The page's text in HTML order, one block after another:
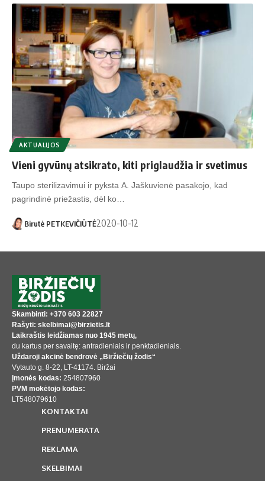
AKTUALIJOS
Vieni gyvūnų atsikrato, kiti priglaudžia ir svetimus
Taupo sterilizavimui ir pyksta A. Jaškuvienė pasakojo, kad
pagrindinė priežastis, dėl ko…
Birutė PETKEVIČIŪTĖ2020-10-12
Skambinti: +370 603 22827
Rašyti: skelbimai@birzietis.lt
Laikraštis leidžiamas nuo 1945 metų,
du kartus per savaitę: antradieniais ir penktadieniais.
Uždaroji akcinė bendrovė „Biržiečių žodis“
Vytauto g. 8-22, LT-41174. Biržai
Įmonės kodas: 254807960
PVM mokėtojo kodas:
LT548079610
KONTAKTAI
PRENUMERATA
REKLAMA
SKELBIMAI